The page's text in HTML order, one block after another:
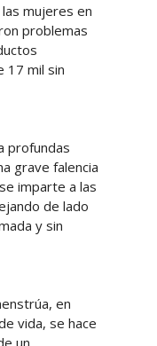
mujeres en
problemas
17 mil sin
profundas
grave falencia
imparte a las
de lado
y sin
en
vida, se hace
un